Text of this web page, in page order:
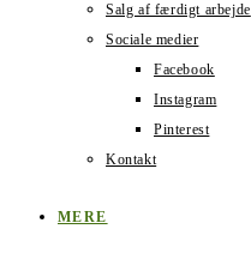
Salg af færdigt arbejde
Sociale medier
Facebook
Instagram
Pinterest
Kontakt
MERE